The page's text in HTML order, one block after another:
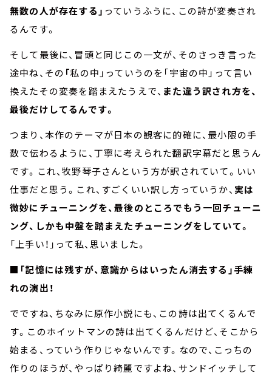
無数の人が存在する」 っていうふうに、この詩が変奏され
るんです。
そして最後に、冒頭と同じこの一文が、そのさっき言った
途中ね、その 「私の中」っていうのを「宇宙の中」って言い
換えたその変奏を踏まえたうえで、 また違う訳され方を、
最後だけしてるんです。
つまり、本作のテーマが日本の観客に的確に、最小限の手
数で伝わるように、丁寧に考えられた翻訳字幕だと思うん
です。これ、牧野琴子さんという方が訳されていて。いい
仕事だと思う。これ、すごくいい訳し方っていうか、 実は
微妙にチューニングを、最後のところでもう一回チューニ
ング、しかも中盤を踏まえたチューニングをしていて。
「上手い！」って私、思いました。
■「記憶には残すが、意識からはいったん消去する」手練
れの演出！
でですね、ちなみに原作小説にも、この詩は出てくるんで
す。このホイットマンの詩は出てくるんだけど、そこから
始まる、っていう作りじゃないんです。なので、こっちの
作りのほうが、やっぱり綺麗ですよね、サンドイッチして